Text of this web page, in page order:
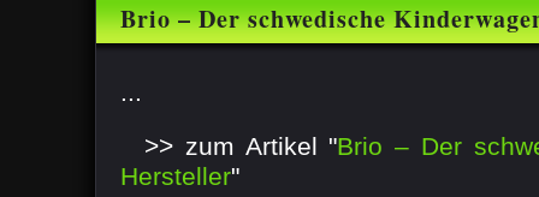
Brio – Der schwedische
...
>> zum Artikel "Brio – Der
Hersteller"